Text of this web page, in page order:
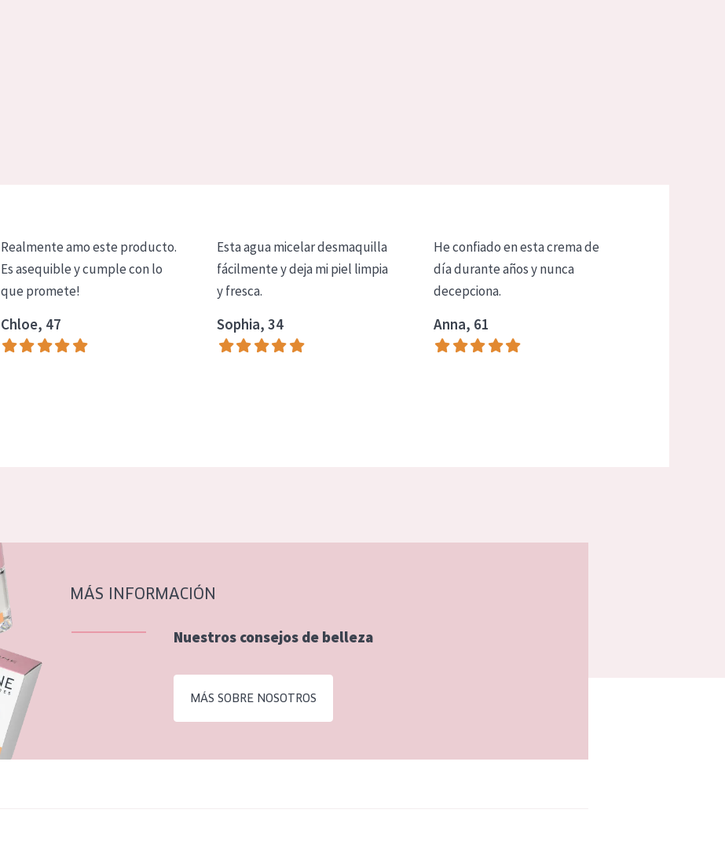
Realmente amo este producto.
Es asequible y cumple con lo
que promete!
Chloe, 47
Esta agua micelar desmaquilla
fácilmente y deja mi piel limpia
y fresca.
Sophia, 34
He confiado en esta crema de
día durante años y nunca
decepciona.
Anna, 61
MÁS INFORMACIÓN
Nuestros consejos de belleza
MÁS SOBRE NOSOTROS